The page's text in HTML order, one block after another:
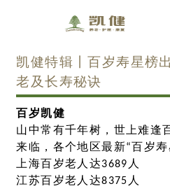
凯健特辑丨百岁寿星榜
老及长寿秘诀
百岁凯健
山中常有千年树，世上难逢
来临，各个地区最新“百岁寿
上海百岁老人达3689人
江苏百岁老人达8375人